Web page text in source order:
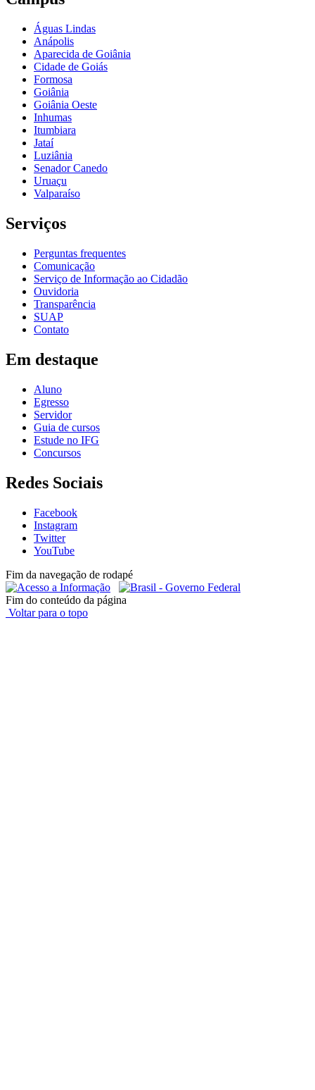
Águas Lindas
Anápolis
Aparecida de Goiânia
Cidade de Goiás
Formosa
Goiânia
Goiânia Oeste
Inhumas
Itumbiara
Jataí
Luziânia
Senador Canedo
Uruaçu
Valparaíso
Serviços
Perguntas frequentes
Comunicação
Serviço de Informação ao Cidadão
Ouvidoria
Transparência
SUAP
Contato
Em destaque
Aluno
Egresso
Servidor
Guia de cursos
Estude no IFG
Concursos
Redes Sociais
Facebook
Instagram
Twitter
YouTube
Fim da navegação de rodapé
Fim do conteúdo da página
Voltar para o topo